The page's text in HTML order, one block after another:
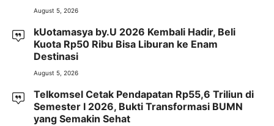
August 5, 2026
kUotamasya by.U 2026 Kembali Hadir, Beli
Kuota Rp50 Ribu Bisa Liburan ke Enam
Destinasi
August 5, 2026
Telkomsel Cetak Pendapatan Rp55,6 Triliun di
Semester I 2026, Bukti Transformasi BUMN
yang Semakin Sehat